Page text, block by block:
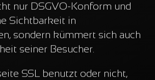
nur DSGVO-Konform und
Sichtbarkeit in
sondern kümmert sich auch
seiner Besucher.
SSL benutzt oder nicht,